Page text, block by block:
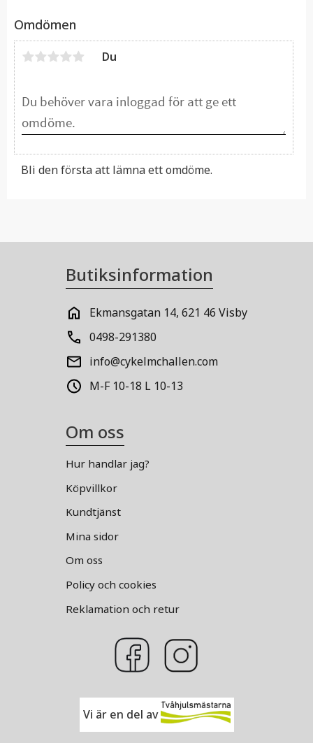
Omdömen
Du
Bli den första att lämna ett omdöme.
Butiksinformation
Ekmansgatan 14, 621 46 Visby
0498-291380
info@cykelmchallen.com
M-F 10-18 L 10-13
Om oss
Hur handlar jag?
Köpvillkor
Kundtjänst
Mina sidor
Om oss
Policy och cookies
Reklamation och retur
Vi är en del av